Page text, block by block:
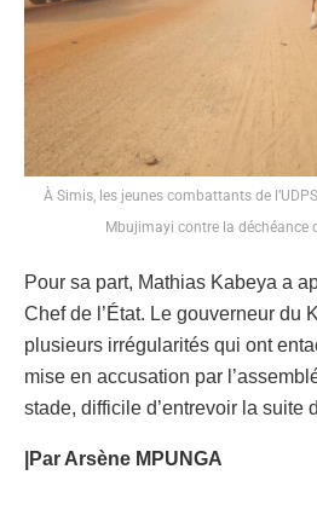
À Simis, les jeunes combattants de
Mbujimayi contre la déchéance
Pour sa part, Mathias Kabeya a
Chef de l’État. Le gouverneur du
plusieurs irrégularités qui ont
mise en accusation par
stade, difficile d’entrevoir la suite
|Par Arsène MPUNGA